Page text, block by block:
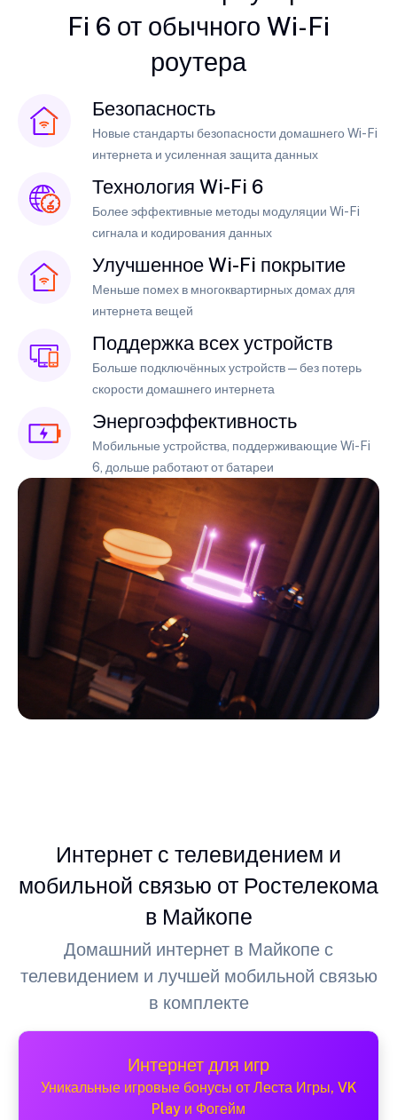
Fi 6 от обычного Wi-Fi
роутера
Безопасность
Новые стандарты безопасности домашнего Wi-Fi
интернета и усиленная защита данных
Технология Wi-Fi 6
Более эффективные методы модуляции Wi-Fi
сигнала и кодирования данных
Улучшенное Wi-Fi покрытие
Меньше помех в многоквартирных домах для
интернета вещей
Поддержка всех устройств
Больше подключённых устройств — без потерь
скорости домашнего интернета
Энергоэффективность
Мобильные устройства, поддерживающие Wi-Fi
6, дольше работают от батареи
Интернет с телевидением и
мобильной связью от Ростелекома
в Майкопе
Домашний интернет в Майкопе с
телевидением и лучшей мобильной связью
в комплекте
Интернет для игр
Уникальные игровые бонусы от Леста Игры, VK
Play и Фогейм